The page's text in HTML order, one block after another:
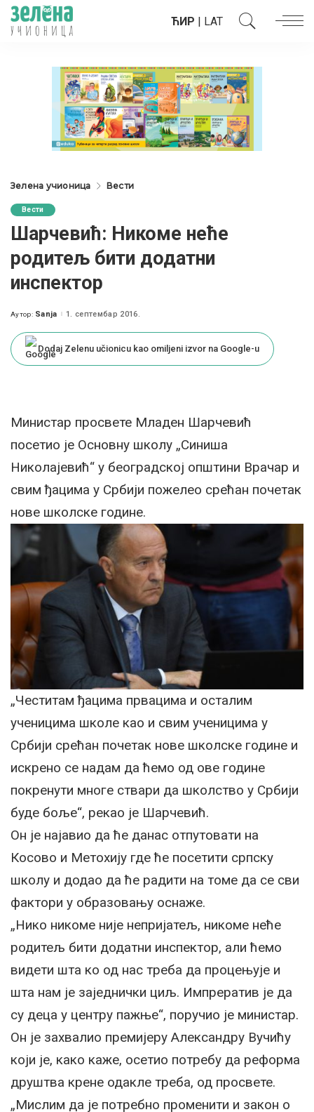
ЋИР | LAT
Зелена учионица Вести
Вести
Шарчевић: Никоме неће
родитељ бити додатни
инспектор
Posted
Аутор: Sanja 1. септембар 2016.
Dodaj Zelenu učionicu kao omiljeni izvor na Google-u
Министар просвете Младен Шарчевић
посетио је Основну школу „Синиша
Николајевић“ у београдској општини Врачар и
свим ђацима у Србији пожелео срећан почетак
нове школске године.
„Честитам ђацима првацима и осталим
ученицима школе као и свим ученицима у
Србији срећан почетак нове школске године и
искрено се надам да ћемо од ове године
покренути многе ствари да школство у Србији
буде боље“, рекао је Шарчевић.
Он је најавио да ће данас отпутовати на
Косово и Метохију где ће посетити српску
школу и додао да ће радити на томе да се сви
фактори у образовању оснаже.
„Нико никоме није непријатељ, никоме неће
родитељ бити додатни инспектор, али ћемо
видети шта ко од нас треба да процењује и
шта нам је заједнички циљ. Импрератив је да
су деца у центру пажње“, поручио је министар.
Он је захвалио премијеру Александру Вучићу
који је, како каже, осетио потребу да реформа
друштва крене одакле треба, од просвете.
„Мислим да је потребно променити и закон о